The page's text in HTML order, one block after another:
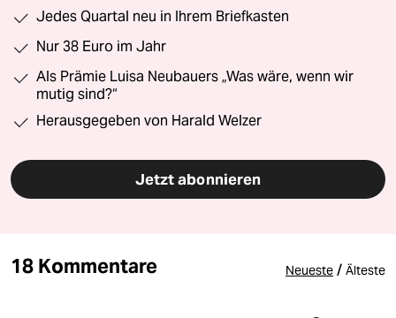
Jedes Quartal neu in Ihrem Briefkasten
Nur 38 Euro im Jahr
Als Prämie Luisa Neubauers „Was wäre, wenn wir
mutig sind?“
Herausgegeben von Harald Welzer
Jetzt abonnieren
18 Kommentare Neueste / Älteste